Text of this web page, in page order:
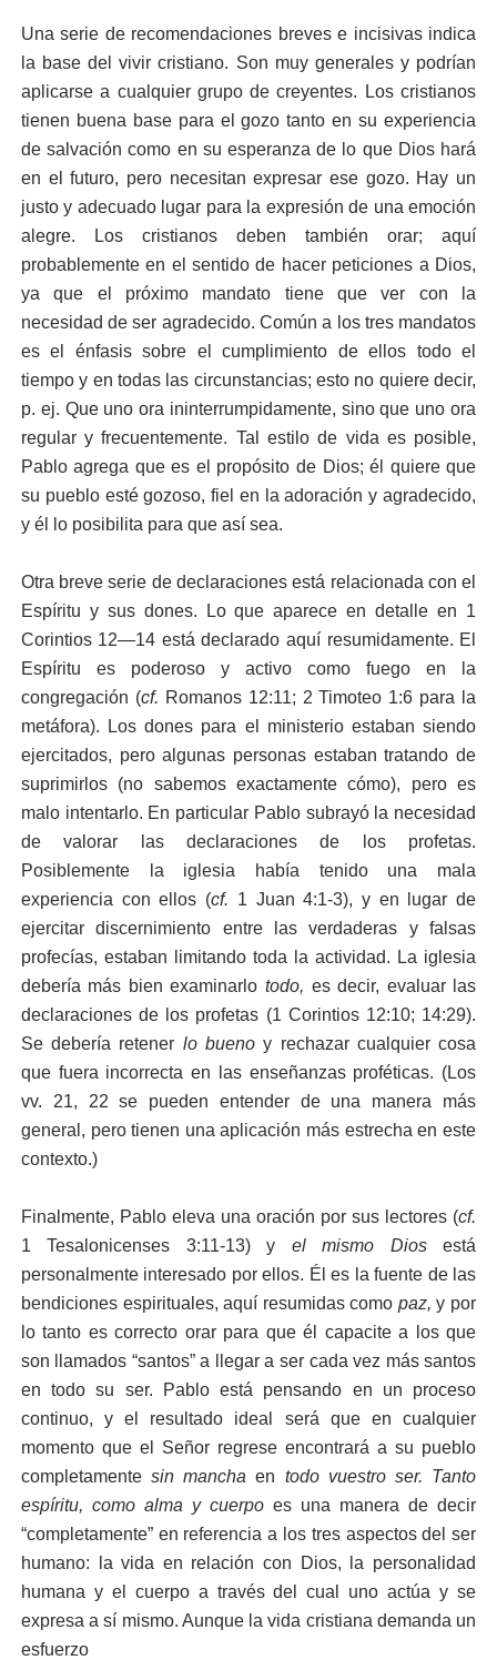
Una serie de recomendaciones breves e incisivas indica
la base del vivir cristiano. Son muy generales y podrían
aplicarse a cualquier grupo de creyentes. Los cristianos
tienen buena base para el gozo tanto en su experiencia
de salvación como en su esperanza de lo que Dios hará
en el futuro, pero necesitan expresar ese gozo. Hay un
justo y adecuado lugar para la expresión de una emoción
alegre. Los cristianos deben también orar; aquí
probablemente en el sentido de hacer peticiones a Dios,
ya que el próximo mandato tiene que ver con la
necesidad de ser agradecido. Común a los tres mandatos
es el énfasis sobre el cumplimiento de ellos todo el
tiempo y en todas las circunstancias; esto no quiere decir,
p. ej. Que uno ora ininterrumpidamente, sino que uno ora
regular y frecuentemente. Tal estilo de vida es posible,
Pablo agrega que es el propósito de Dios; él quiere que
su pueblo esté gozoso, fiel en la adoración y agradecido,
y él lo posibilita para que así sea.
Otra breve serie de declaraciones está relacionada con el
Espíritu y sus dones. Lo que aparece en detalle en 1
Corintios 12—14 está declarado aquí resumidamente. El
Espíritu es poderoso y activo como fuego en la
congregación (cf. Romanos 12:11; 2 Timoteo 1:6 para la
metáfora). Los dones para el ministerio estaban siendo
ejercitados, pero algunas personas estaban tratando de
suprimirlos (no sabemos exactamente cómo), pero es
malo intentarlo. En particular Pablo subrayó la necesidad
de valorar las declaraciones de los profetas.
Posiblemente la iglesia había tenido una mala
experiencia con ellos (cf. 1 Juan 4:1-3), y en lugar de
ejercitar discernimiento entre las verdaderas y falsas
profecías, estaban limitando toda la actividad. La iglesia
debería más bien examinarlo todo, es decir, evaluar las
declaraciones de los profetas (1 Corintios 12:10; 14:29).
Se debería retener lo buenoy rechazar cualquier cosa
que fuera incorrecta en las enseñanzas proféticas. (Los
vv. 21, 22 se pueden entender de una manera más
general, pero tienen una aplicación más estrecha en este
contexto.)
Finalmente, Pablo eleva una oración por sus lectores (cf.
1 Tesalonicenses 3:11-13) y el mismo Diosestá
personalmente interesado por ellos. Él es la fuente de las
bendiciones espirituales, aquí resumidas como paz,y por
lo tanto es correcto orar para que él capacite a los que
son llamados “santos” a llegar a ser cada vez más santos
en todo su ser. Pablo está pensando en un proceso
continuo, y el resultado ideal será que en cualquier
momento que el Señor regrese encontrará a su pueblo
completamentesin manchaen todo vuestro ser. Tanto
espíritu, como alma y cuerpo es una manera de decir
“completamente” en referencia a los tres aspectos del ser
humano: la vida en relación con Dios, la personalidad
humana y el cuerpo a través del cual uno actúa y se
expresa a sí mismo. Aunque la vida cristiana demanda un
esfuerzo